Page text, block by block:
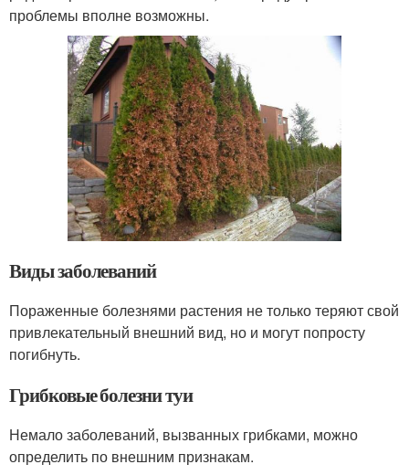
проблемы вполне возможны.
Виды заболеваний
Пораженные болезнями растения не только теряют свой
привлекательный внешний вид, но и могут попросту
погибнуть.
Грибковые болезни туи
Немало заболеваний, вызванных грибками, можно
определить по внешним признакам.